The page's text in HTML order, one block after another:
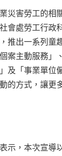
災害勞工的相
會處勞工行政
推出一系列童
案主動服務」
及「事業單位
的方式，讓更
示，本次宣導